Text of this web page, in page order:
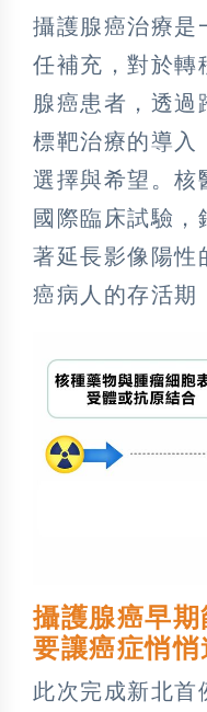
攝護腺癌治療是
任補充，對於轉
腺癌患者，透過
標靶治療的導入
選擇與希望。核
國際臨床試驗，
著延長影像陽性
癌病人的存活期
攝護腺癌早
要讓癌症悄悄
此次完成新北首